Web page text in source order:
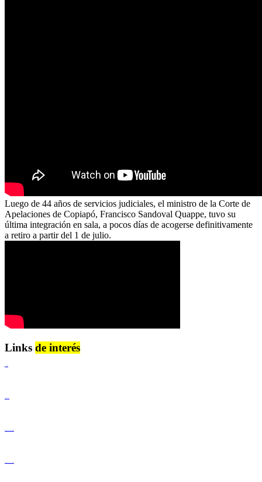
Luego de 44 años de servicios judiciales, el ministro de la Corte de
Apelaciones de Copiapó, Francisco Sandoval Quappe, tuvo su
última integración en sala, a pocos días de acogerse definitivamente
a retiro a partir del 1 de julio.
Links de interés